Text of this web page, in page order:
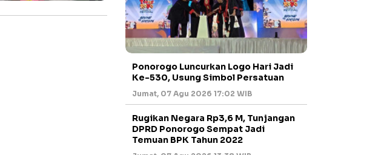
Ponorogo Luncurkan Logo Hari Jadi
Ke-530, Usung Simbol Persatuan
Jumat, 07 Agu 2026 17:02 WIB
Rugikan Negara Rp3,6 M, Tunjangan
DPRD Ponorogo Sempat Jadi
Temuan BPK Tahun 2022